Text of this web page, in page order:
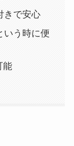
きで安心
いう時に便
能